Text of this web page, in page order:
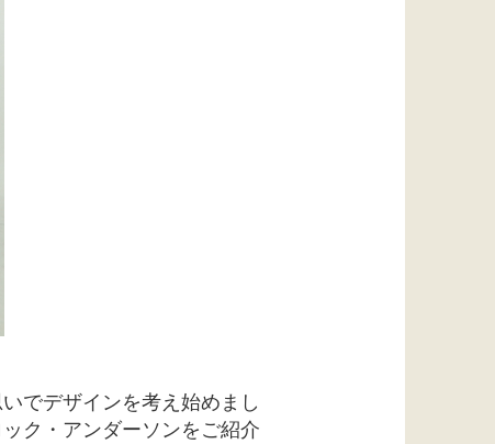
でデザインを考え始めまし
ク・アンダーソンをご紹介